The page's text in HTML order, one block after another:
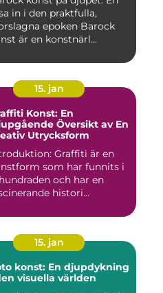
in i den praktfulla,
epoken Barock
är en konstnärl...
15. jan
Konst: En
Översikt av En
Utrycksform
Graffiti är en
som har funnits i
och har en
histori...
15. jan
konst: En djupdykning
visuella världen